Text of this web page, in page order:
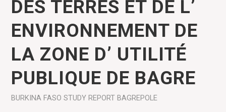
DES TERRES ET DE L’
ENVIRONNEMENT DE
LA ZONE D’ UTILITÉ
PUBLIQUE DE BAGRE
BURKINA FASO STUDY REPORT BAGREPOLE